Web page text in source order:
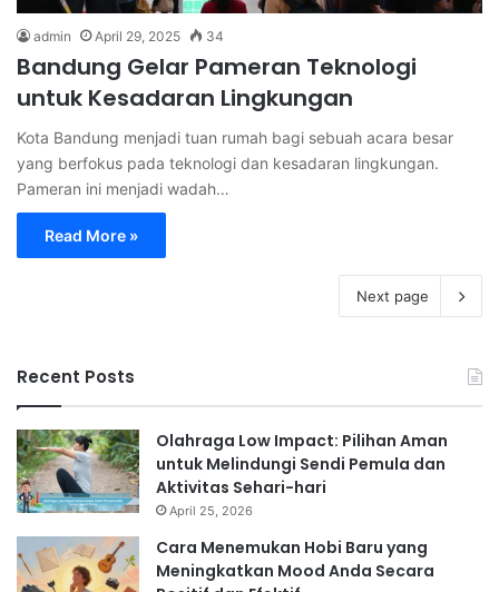
admin April 29, 2025 34
Bandung Gelar Pameran Teknologi
untuk Kesadaran Lingkungan
Kota Bandung menjadi tuan rumah bagi sebuah acara besar
yang berfokus pada teknologi dan kesadaran lingkungan.
Pameran ini menjadi wadah…
Read More »
Next page
Recent Posts
Olahraga Low Impact: Pilihan Aman
untuk Melindungi Sendi Pemula dan
Aktivitas Sehari-hari
April 25, 2026
Cara Menemukan Hobi Baru yang
Meningkatkan Mood Anda Secara